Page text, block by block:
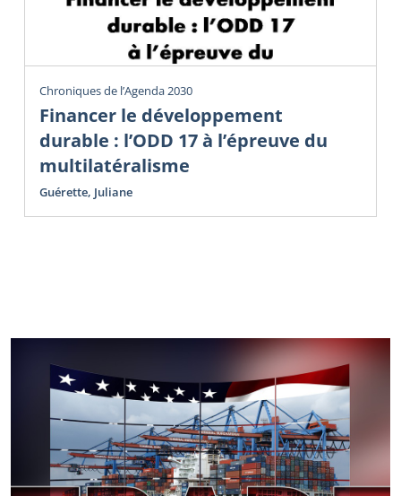
Chroniques de l’Agenda 2030
Financer le développement
durable : l’ODD 17 à l’épreuve du
multilatéralisme
Guérette, Juliane